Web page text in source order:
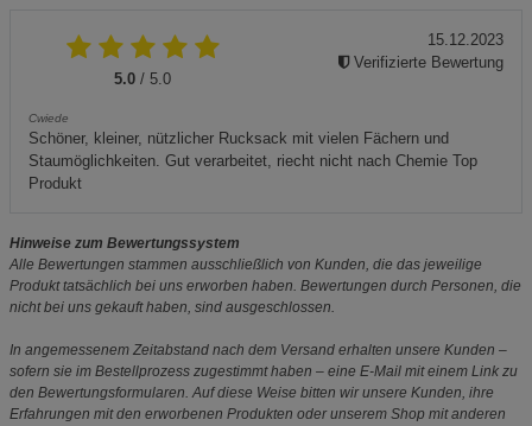
5.0 / 5.0
Cwiede
Schöner, kleiner, nützlicher Rucksack mit vielen Fächern und
Staumöglichkeiten. Gut verarbeitet, riecht nicht nach Chemie Top
Produkt
15.12.2023
Verifizierte Bewertung
Hinweise zum Bewertungssystem
Alle Bewertungen stammen ausschließlich von Kunden, die das jeweilige
Produkt tatsächlich bei uns erworben haben. Bewertungen durch Personen, die
nicht bei uns gekauft haben, sind ausgeschlossen.
In angemessenem Zeitabstand nach dem Versand erhalten unsere Kunden –
sofern sie im Bestellprozess zugestimmt haben – eine E-Mail mit einem Link zu
den Bewertungsformularen. Auf diese Weise bitten wir unsere Kunden, ihre
Erfahrungen mit den erworbenen Produkten oder unserem Shop mit anderen